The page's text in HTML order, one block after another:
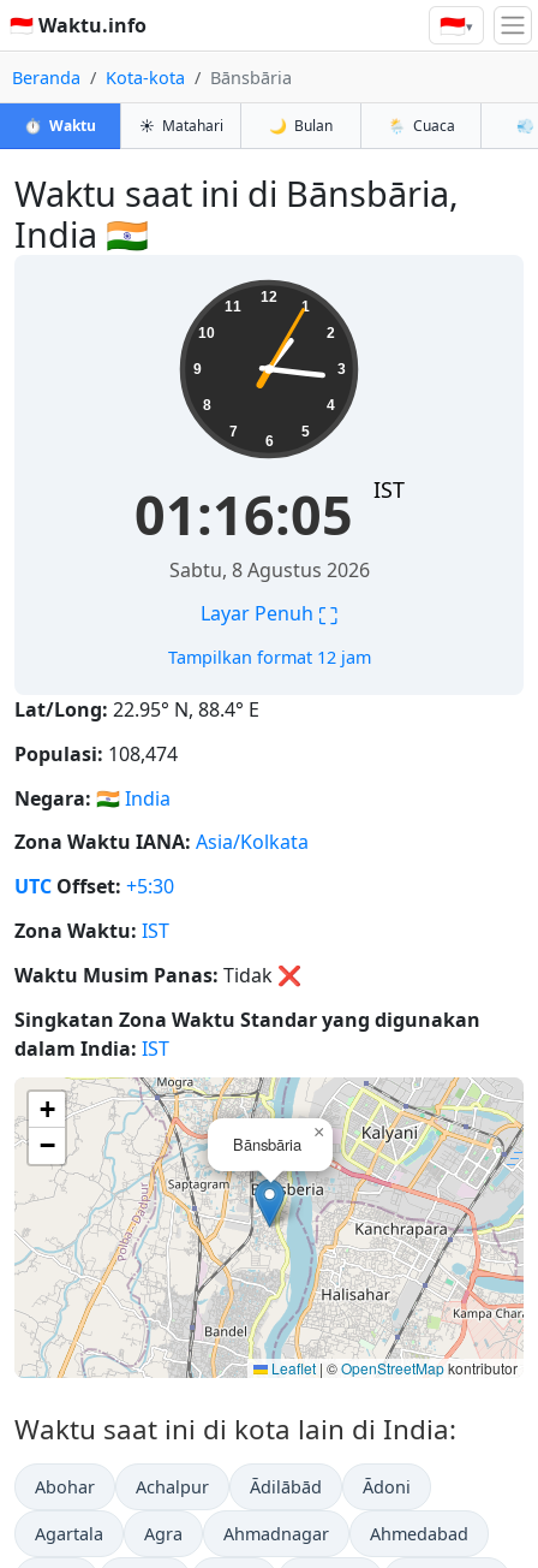
🇮🇩 Waktu.info 🇮🇩▾
Beranda Kota-kota Bānsbāria
⏱️ Waktu ☀️ Matahari 🌙 Bulan 🌦️ Cuaca 💨
Waktu saat ini di Bānsbāria,
India 🇮🇳
12
1
2
3
4
5
6
7
8
9
10
11
01:16:06 IST
Sabtu, 8 Agustus 2026
Layar Penuh ⛶
Tampilkan format 12 jam
Lat/Long: 22.95° N, 88.4° E
Populasi: 108,474
Negara: 🇮🇳India
Zona Waktu IANA: Asia/Kolkata
UTC Offset: +5:30
Zona Waktu: IST
Waktu Musim Panas: Tidak ❌
Singkatan Zona Waktu Standar yang digunakan
dalam India: IST
Bānsbāria
×
+
−
Leaflet | ©OpenStreetMapkontributor
Waktu saat ini di kota lain di India:
Abohar Achalpur Ādilābād Ādoni
Agartala Agra Ahmadnagar Ahmedabad